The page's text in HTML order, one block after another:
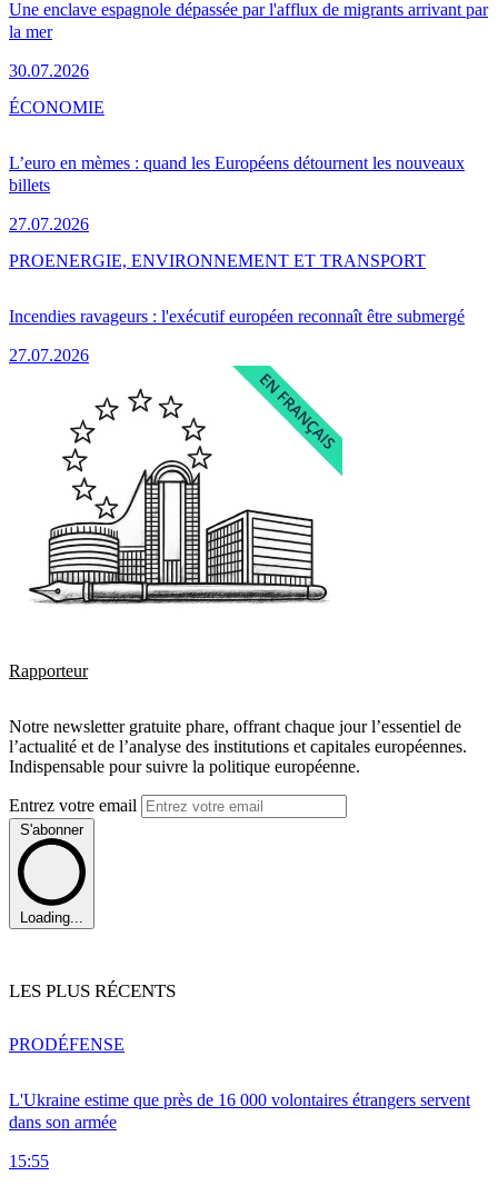
Une enclave espagnole dépassée par l'afflux de migrants arrivant par
la mer
30.07.2026
L’euro en mèmes : quand les Européens détournent les nouveaux
billets
27.07.2026
ÉCONOMIE
Incendies ravageurs : l'exécutif européen reconnaît être submergé
27.07.2026
PROENERGIE, ENVIRONNEMENT ET TRANSPORT
Rapporteur
Notre newsletter gratuite phare, offrant chaque jour l’essentiel de
l’actualité et de l’analyse des institutions et capitales européennes.
Indispensable pour suivre la politique européenne.
Entrez votre email
S'abonner
Loading...
LES PLUS RÉCENTS
L'Ukraine estime que près de 16 000 volontaires étrangers servent
dans son armée
15:55
PRODÉFENSE